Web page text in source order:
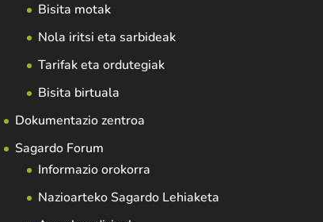
Bisita motak
Nola iritsi eta sarbideak
Tarifak eta ordutegiak
Bisita birtuala
Dokumentazio zentroa
Sagardo Forum
Informazio orokorra
Nazioarteko Sagardo Lehiaketa